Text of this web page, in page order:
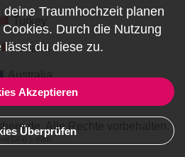
Canada
Australia
Alle Rechte vorbehalten.
ref:DF0-1-9900
Traumhochzeit planen
Cookies. Durch die Nutzung
du diese zu.
Akzeptieren
Überprüfen